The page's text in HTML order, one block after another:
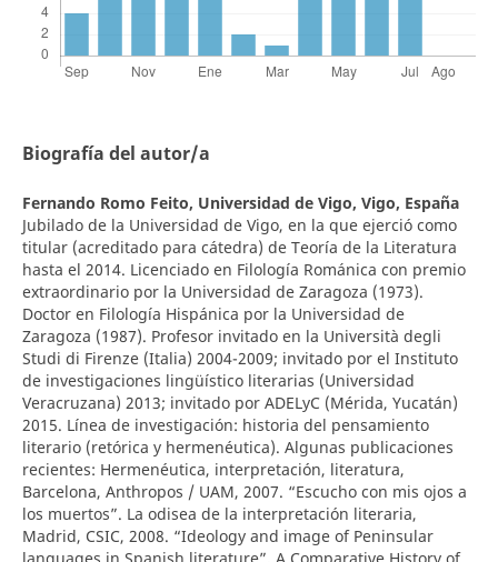
Biografía del autor/a
Fernando Romo Feito, Universidad de Vigo, Vigo, España
Jubilado de la Universidad de Vigo, en la que ejerció como
titular (acreditado para cátedra) de Teoría de la Literatura
hasta el 2014. Licenciado en Filología Románica con premio
extraordinario por la Universidad de Zaragoza (1973).
Doctor en Filología Hispánica por la Universidad de
Zaragoza (1987). Profesor invitado en la Università degli
Studi di Firenze (Italia) 2004-2009; invitado por el Instituto
de investigaciones lingüístico literarias (Universidad
Veracruzana) 2013; invitado por ADELyC (Mérida, Yucatán)
2015. Línea de investigación: historia del pensamiento
literario (retórica y hermenéutica). Algunas publicaciones
recientes: Hermenéutica, interpretación, literatura,
Barcelona, Anthropos / UAM, 2007. “Escucho con mis ojos a
los muertos”. La odisea de la interpretación literaria,
Madrid, CSIC, 2008. “Ideology and image of Peninsular